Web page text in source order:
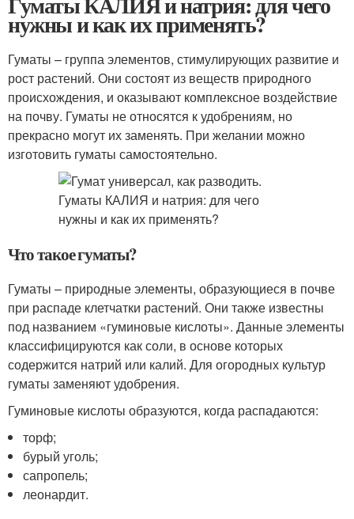
нужны и как их применять?
Гуматы – группа элементов, стимулирующих развитие и
рост растений. Они состоят из веществ природного
происхождения, и оказывают комплексное воздействие
на почву. Гуматы не относятся к удобрениям, но
прекрасно могут их заменять. При желании можно
изготовить гуматы самостоятельно.
Что такое гуматы?
Гуматы – природные элементы, образующиеся в почве
при распаде клетчатки растений. Они также известны
под названием «гуминовые кислоты». Данные элементы
классифицируются как соли, в основе которых
содержится натрий или калий. Для огородных культур
гуматы заменяют удобрения.
Гуминовые кислоты образуются, когда распадаются:
торф;
бурый уголь;
сапропель;
леонардит.